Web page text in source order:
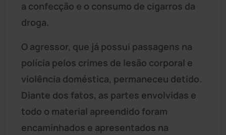
a confecção e o consumo de cigarros da
droga.
O agressor, que já possui passagens na
polícia pelos crimes de lesão corporal e
violência doméstica, permaneceu detido.
Diante dos fatos, as partes envolvidas e
todo o material apreendido foram
encaminhados e apresentados na